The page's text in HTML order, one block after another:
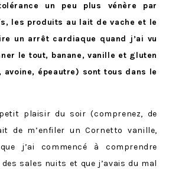
un peu plus vénère par
les produits au lait de vache et le
un arrêt cardiaque quand j’ai vu
le tout, banane, vanille et gluten
épeautre) sont tous dans le
plaisir du soir (comprenez, de
de m’enfiler un Cornetto vanille,
j’ai commencé à comprendre
sales nuits et que j’avais du mal